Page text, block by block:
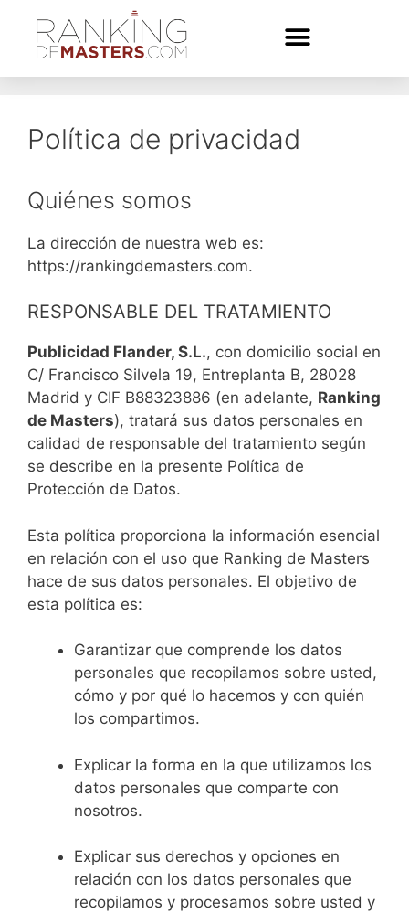
Política de privacidad
Quiénes somos
La dirección de nuestra web es:
https://rankingdemasters.com.
RESPONSABLE DEL TRATAMIENTO
Publicidad Flander, S.L., con domicilio social en
C/ Francisco Silvela 19, Entreplanta B, 28028
Madrid y CIF B88323886 (en adelante, Ranking
de Masters), tratará sus datos personales en
calidad de responsable del tratamiento según
se describe en la presente Política de
Protección de Datos.
Esta política proporciona la información esencial
en relación con el uso que Ranking de Masters
hace de sus datos personales. El objetivo de
esta política es:
Garantizar que comprende los datos
personales que recopilamos sobre usted,
cómo y por qué lo hacemos y con quién
los compartimos.
Explicar la forma en la que utilizamos los
datos personales que comparte con
nosotros.
Explicar sus derechos y opciones en
relación con los datos personales que
recopilamos y procesamos sobre usted y